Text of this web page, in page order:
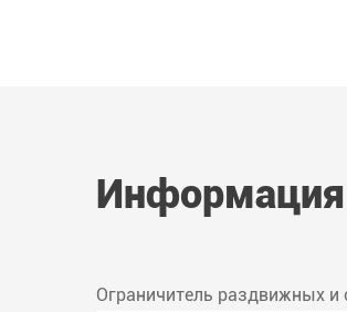
Ограничитель раздвижных и